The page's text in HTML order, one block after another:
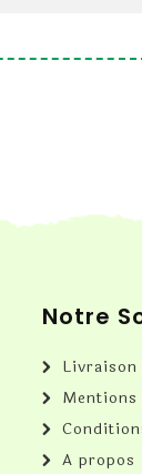
Notre
Livraison
Mentions
A propos